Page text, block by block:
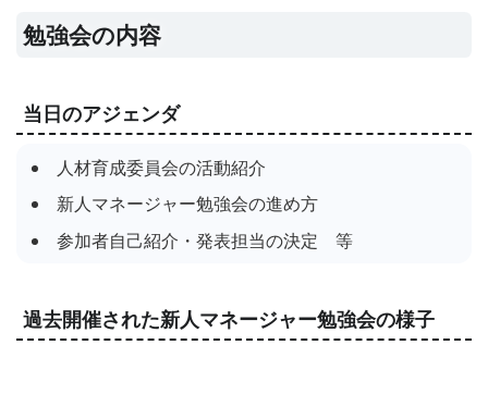
勉強会の内容
当日のアジェンダ
人材育成委員会の活動紹介
新人マネージャー勉強会の進め方
参加者自己紹介・発表担当の決定 等
過去開催された新人マネージャー勉強会の様子